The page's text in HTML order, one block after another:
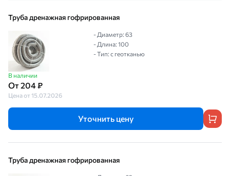
Труба дренажная гофрированная
В наличии
От 204 ₽
Цена от 15.07.2026
- Диаметр: 63
- Длина: 100
- Тип: с геотканью
Уточнить цену
Труба дренажная гофрированная